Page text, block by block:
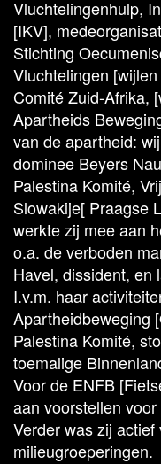
Vluchtelingenhulp,
[IKV],
Stichting
Vluchtelingen
Comité Zuid-Afrika,
Apartheids
van de apartheid:
dominee Beyers
Palestina Komité,
Slowakije[ Praagse
werkte zij mee aan
o.a. de verboden
Havel, dissident, en
I.v.m. haar
Apartheidbeweging
Palestina Komité,
toemalige
Voor de ENFB
aan voorstellen
Verder was zij
milieugroeperingen.